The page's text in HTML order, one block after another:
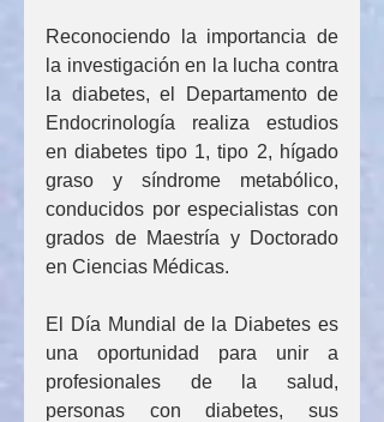
Reconociendo la importancia de
la investigación en la lucha contra
la diabetes, el Departamento de
Endocrinología realiza estudios
en diabetes tipo 1, tipo 2, hígado
graso y síndrome metabólico,
conducidos por especialistas con
grados de Maestría y Doctorado
en Ciencias Médicas.
El Día Mundial de la Diabetes es
una oportunidad para unir a
profesionales de la salud,
personas con diabetes, sus